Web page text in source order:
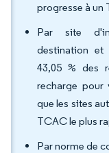
progresse à un
Par site
destination
43,05 % des
recharge pour
que les sites
TCAC le plus
Par norme de